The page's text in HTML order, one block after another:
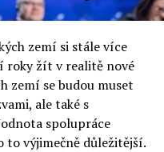
zemí si stále více
roky žít v realitě nové
zemí se budou muset
ale také s
spolupráce
to výjimečně důležitější.